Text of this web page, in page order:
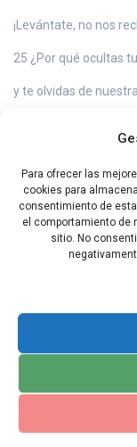
Para ofrecer las
cookies para
consentimiento de
el comportamiento de
sitio. No
¡Levántate, no nos
25 ¿Por qué ocultas
y te olvidas de
27 ¡Levántate, ven a
líbranos por tu
Capítulo